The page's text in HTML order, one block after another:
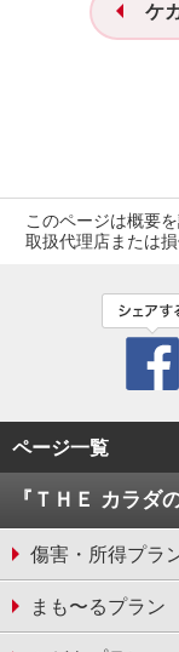
ケ
このページは概要
取扱代理店または
ページ一覧
『ＴＨＥ カラダ
傷害・所得プラ
まも〜るプラン